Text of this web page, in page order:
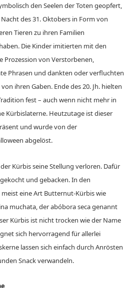
den Seelen der Toten geopfert,
des 31. Oktobers in Form von
Tieren zu ihren Familien
Die Kinder imitierten mit den
Prozession von Verstorbenen,
Phrasen und dankten oder verfluchten
ihren Gaben. Ende des 20. Jh. hielten
fest – auch wenn nicht mehr in
Kürbislaterne. Heutzutage ist dieser
und wurde von der
abgelöst.
Kürbis seine Stellung verloren. Dafür
und gebacken. In den
eine Art Butternut-Kürbis wie
muchata, der abóbora seca genannt
Kürbis ist nicht trocken wie der Name
sich hervorragend für allerlei
lassen sich einfach durch Anrösten
Snack verwandeln.